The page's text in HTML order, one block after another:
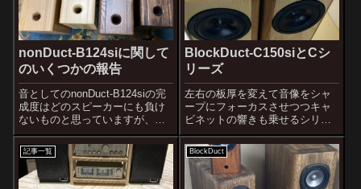
nonDuct-B124siに関して
のいくつかの報告
音としてのnonDuct-B124siの完
成度はどのスピーカーにも負け
ないものと思っていますが、仕
上げの完成度が不完全なことを
マークオーディオの中島社長に
指摘されていました。そこでオ
ーディオ店の店頭に並べても遜
色のない仕上げにするべくここ
BlockDuct-C150siとCシ
リーズ
左右の板厚を変えて音像をシャ
ープにフォーカスさせつつキャ
ビネットの響きも乗せるシリー
ズの第3弾。前作のBlockDuct-
C149siと同サイズになります。
サイズは125×195×300前作は左
右とも同じ板厚（15mm厚）で
がっちりとつくり...
記事一覧 BlockDuct